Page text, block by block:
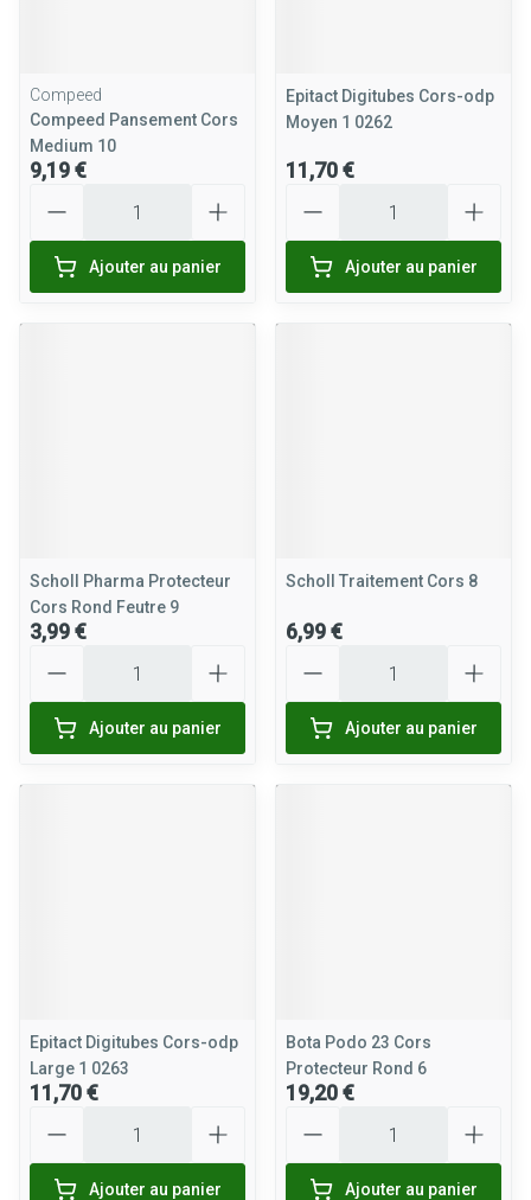
Compeed
Compeed Pansement Cors
Medium 10
9,19 €
Ajouter au panier
Epitact Digitubes Cors-odp
Moyen 1 0262
11,70 €
Ajouter au panier
Scholl Pharma Protecteur
Cors Rond Feutre 9
3,99 €
Ajouter au panier
Scholl Traitement Cors 8
6,99 €
Ajouter au panier
Epitact Digitubes Cors-odp
Large 1 0263
11,70 €
Ajouter au panier
Bota Podo 23 Cors
Protecteur Rond 6
19,20 €
Ajouter au panier